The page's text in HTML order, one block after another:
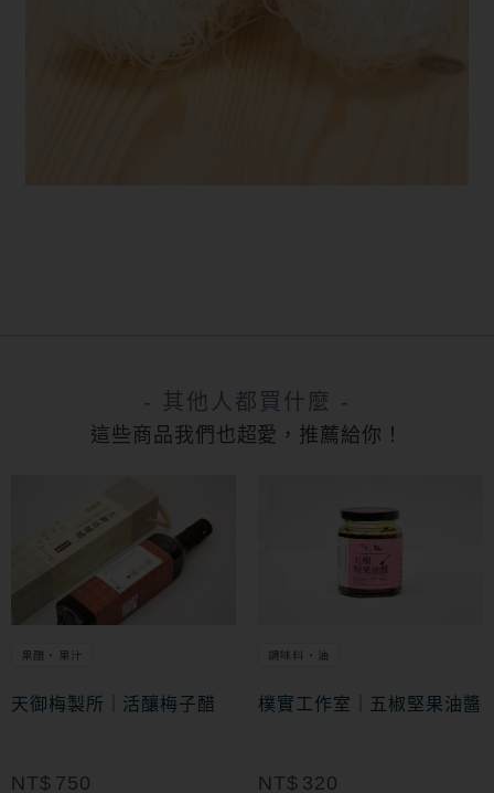
- 其他人都買什麼 -
這些商品我們也超愛，推薦給你！
果醋・果汁
天御梅製所｜活釀梅子醋
NT$ 750
調味料・油
樸實工作室｜五椒堅果油醬
NT$ 320